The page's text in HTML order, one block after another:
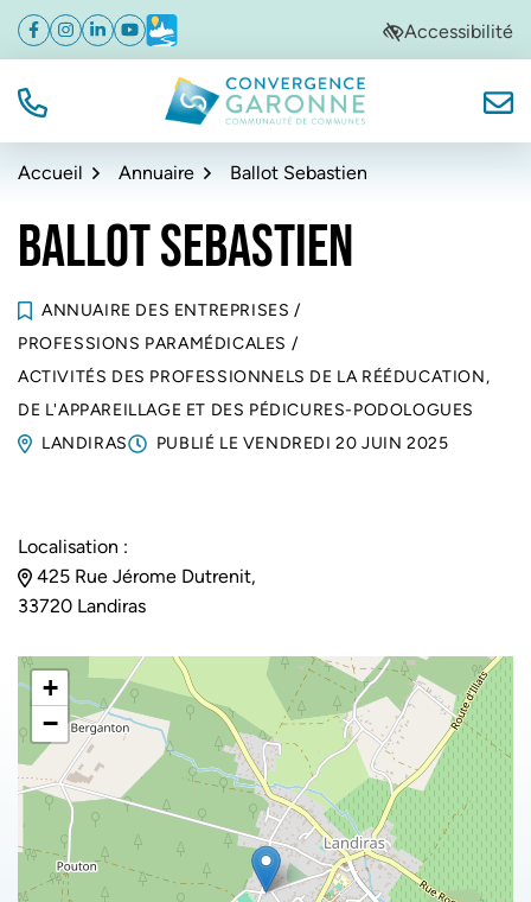
Aller
navigation
Aller
au
Aller
au
de
Facebook
(ouverture dans un nouvel onglet)
Instagram
(ouverture dans un nouvel onglet)
Linkedin
(ouverture dans un nouvel onglet)
YouTube
(ouverture dans un nouvel onglet)
Météo
(ouverture dans un nouvel onglet)Accessibilité
TÉL. Convergence Garonne
Accueil Annuaire Ballot Sebastien
BALLOT SEBASTIEN
ANNUAIRE DES ENTREPRISES /
PROFESSIONS PARAMÉDICALES /
ACTIVITÉS DES PROFESSIONNELS DE LA RÉÉDUCATION,
DE L'APPAREILLAGE ET DES PÉDICURES-PODOLOGUES
LANDIRAS
PUBLIÉ LE VENDREDI 20 JUIN 2025
Localisation :
425 Rue Jérome Dutrenit,
33720 Landiras
+
−